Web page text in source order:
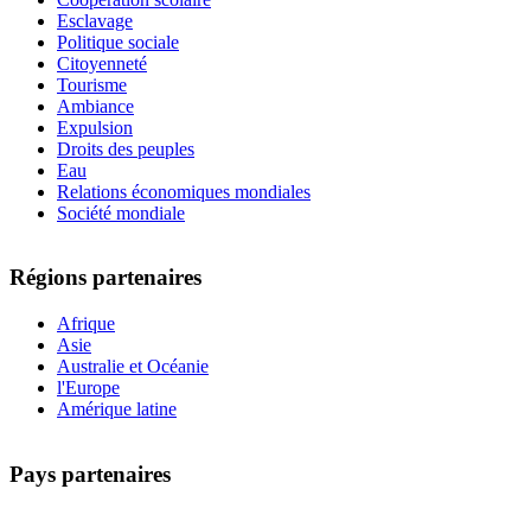
Esclavage
Politique sociale
Citoyenneté
Tourisme
Ambiance
Expulsion
Droits des peuples
Eau
Relations économiques mondiales
Société mondiale
Régions partenaires
Afrique
Asie
Australie et Océanie
l'Europe
Amérique latine
Pays partenaires